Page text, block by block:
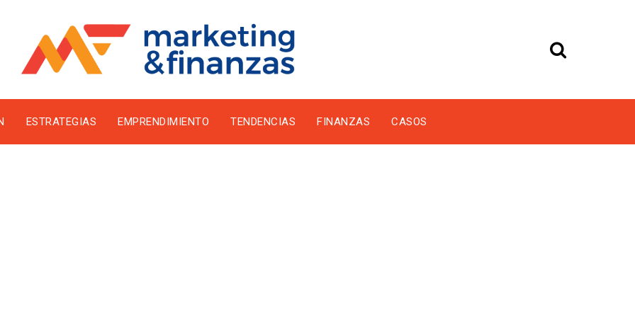
ESTRATEGIAS EMPRENDIMIENTO TENDENCIAS FINANZAS CASOS